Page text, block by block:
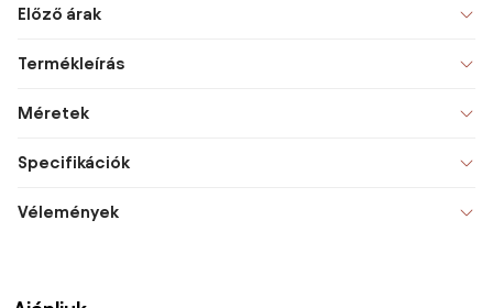
Előző árak
Termékleírás
Méretek
Specifikációk
Vélemények